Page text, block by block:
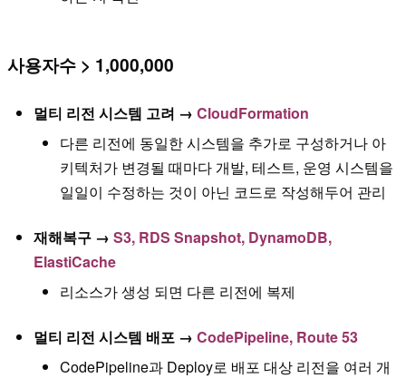
사용자수 > 1,000,000
멀티 리전 시스템 고려 → CloudFormation
다른 리전에 동일한 시스템을 추가로 구성하거나 아
키텍처가 변경될 때마다 개발, 테스트, 운영 시스템을
일일이 수정하는 것이 아닌 코드로 작성해두어 관리
재해복구 → S3, RDS Snapshot, DynamoDB,
ElastiCache
리소스가 생성 되면 다른 리전에 복제
멀티 리전 시스템 배포 → CodePipeline, Route 53
CodePipeline과 Deploy로 배포 대상 리전을 여러 개